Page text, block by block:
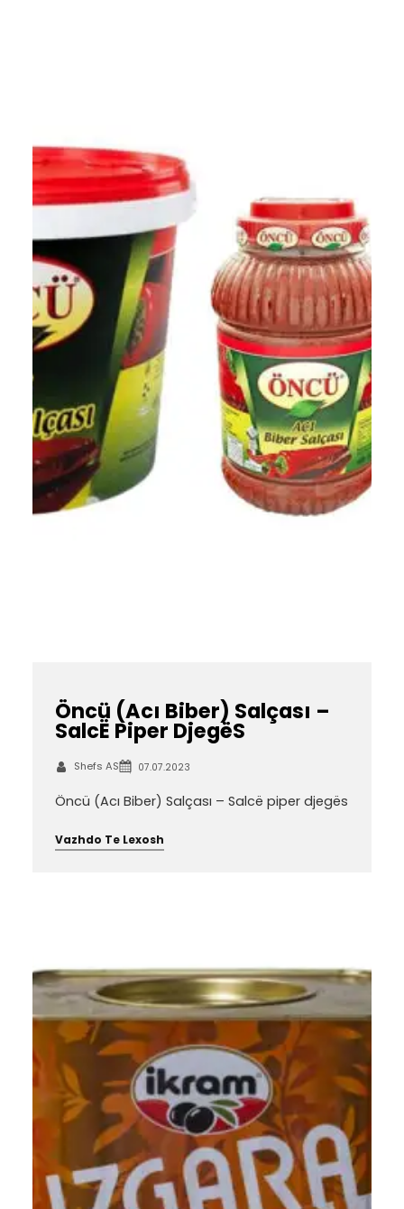
Öncü (Acı Biber) Salçası –
SalcË Piper DjegëS
Shefs AS 07.07.2023
Öncü (Acı Biber) Salçası – Salcë piper djegës
Vazhdo Te Lexosh